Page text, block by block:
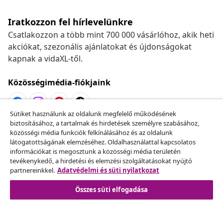
Iratkozzon fel hírlevelünkre
Csatlakozzon a több mint 700 000 vásárlóhoz, akik heti
akciókat, szezonális ajánlatokat és újdonságokat
kapnak a vidaXL-től.
Közösségimédia-fiókjaink
Szerződéstől való elállás
Küldj be egy rendelés lemondására vonatkozó
kérelmet.
Szerződéstől való elállás
Sütiket használunk az oldalunk megfelelő működésének
biztosításához, a tartalmak és hirdetések személyre szabásához,
közösségi média funkciók felkínálásához és az oldalunk
látogatottságának elemzéséhez. Oldalhasználattal kapcsolatos
információkat is megosztunk a közösségi média területén
tevékenykedő, a hirdetési és elemzési szolgáltatásokat nyújtó
partnereinkkel. Adatvédelmi és süti nyilatkozat
Összes süti elfogadása